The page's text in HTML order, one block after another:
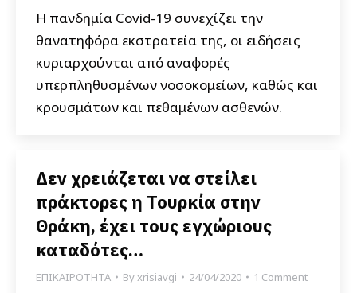
Η πανδημία Covid-19 συνεχίζει την
θανατηφόρα εκστρατεία της, οι ειδήσεις
κυριαρχούνται από αναφορές
υπερπληθυσμένων νοσοκομείων, καθώς και
κρουσμάτων και πεθαμένων ασθενών.
Δεν χρειάζεται να στείλει
πράκτορες η Τουρκία στην
Θράκη, έχει τους εγχώριους
καταδότες…
ΕΠΙΚΑΙΡΟΤΗΤΑ Byxrisiavgi 24/04/2020 1 Comment